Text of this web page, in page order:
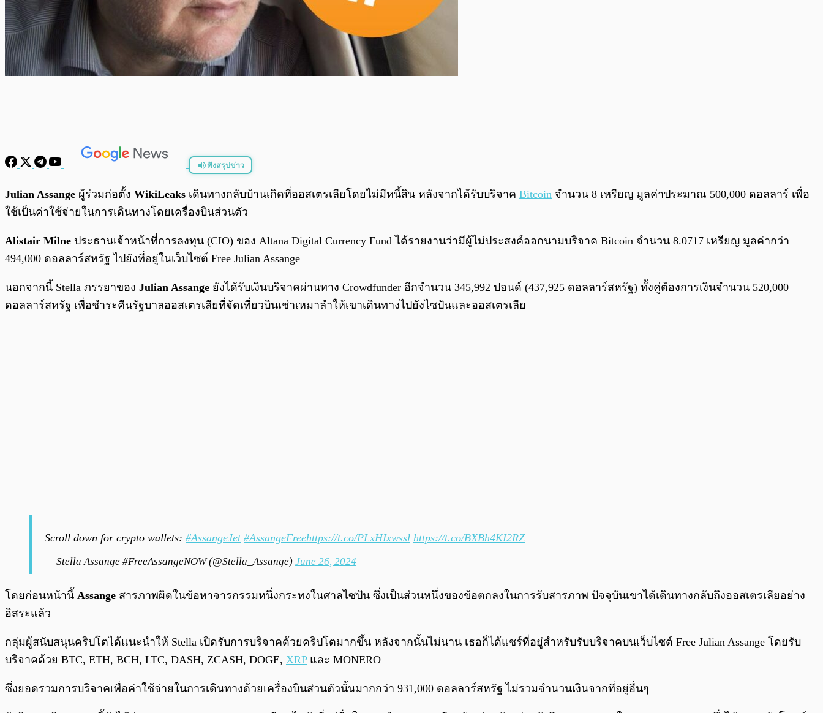
ฟังสรุปข่าว
พร้อมเล่น 0:00
Julian Assange ผู้ร่วมก่อตั้ง WikiLeaks เดินทางกลับบ้านเกิดที่ออสเตรเลียโดยไม่มีหนี้สิน หลังจากได้รับบริจาค Bitcoin จำนวน 8 เหรียญ มูลค่าประมาณ 500,000 ดอลลาร์ เพื่อ
ใช้เป็นค่าใช้จ่ายในการเดินทางโดยเครื่องบินส่วนตัว
Alistair Milne ประธานเจ้าหน้าที่การลงทุน (CIO) ของ Altana Digital Currency Fund ได้รายงานว่ามีผู้ไม่ประสงค์ออกนามบริจาค Bitcoin จำนวน 8.0717 เหรียญ มูลค่ากว่า
494,000 ดอลลาร์สหรัฐ ไปยังที่อยู่ในเว็บไซต์ Free Julian Assange
นอกจากนี้ Stella ภรรยาของ Julian Assange ยังได้รับเงินบริจาคผ่านทาง Crowdfunder อีกจำนวน 345,992 ปอนด์ (437,925 ดอลลาร์สหรัฐ) ทั้งคู่ต้องการเงินจำนวน 520,000
ดอลลาร์สหรัฐ เพื่อชำระคืนรัฐบาลออสเตรเลียที่จัดเที่ยวบินเช่าเหมาลำให้เขาเดินทางไปยังไซปันและออสเตรเลีย
Scroll down for crypto wallets: #AssangeJet #AssangeFreehttps://t.co/PLxHIxwssl https://t.co/BXBh4KI2RZ
— Stella Assange #FreeAssangeNOW (@Stella_Assange) June 26, 2024
โดยก่อนหน้านี้ Assange สารภาพผิดในข้อหาจารกรรมหนึ่งกระทงในศาลไซปัน ซึ่งเป็นส่วนหนึ่งของข้อตกลงในการรับสารภาพ ปัจจุบันเขาได้เดินทางกลับถึงออสเตรเลียอย่าง
อิสระแล้ว
กลุ่มผู้สนับสนุนคริปโตได้แนะนำให้ Stella เปิดรับการบริจาคด้วยคริปโตมากขึ้น หลังจากนั้นไม่นาน เธอก็ได้แชร์ที่อยู่สำหรับรับบริจาคบนเว็บไซต์ Free Julian Assange โดยรับ
บริจาคด้วย BTC, ETH, BCH, LTC, DASH, ZCASH, DOGE, XRPและ MONERO
ซึ่งยอดรวมการบริจาคเพื่อค่าใช้จ่ายในการเดินทางด้วยเครื่องบินส่วนตัวนั้นมากกว่า 931,000 ดอลลาร์สหรัฐ ไม่รวมจำนวนเงินจากที่อยู่อื่นๆ